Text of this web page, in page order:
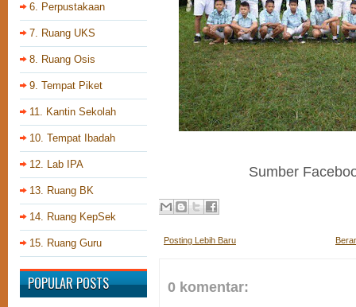
6. Perpustakaan
7. Ruang UKS
8. Ruang Osis
9. Tempat Piket
11. Kantin Sekolah
10. Tempat Ibadah
12. Lab IPA
13. Ruang BK
14. Ruang KepSek
15. Ruang Guru
POPULAR POSTS
Sumber
Posting Lebih Baru
0 komentar: